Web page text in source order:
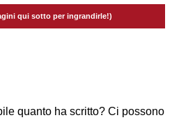
qui sotto per ingrandirle!)
quanto ha scritto? Ci possono